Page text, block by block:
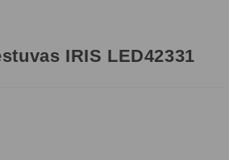
IRIS LED42331